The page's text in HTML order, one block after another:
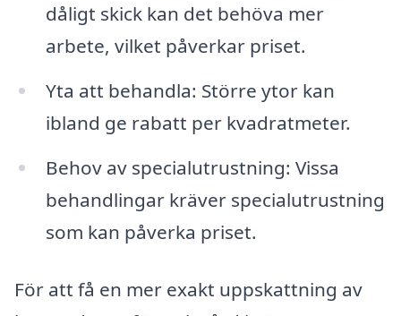
dåligt skick kan det behöva mer
arbete, vilket påverkar priset.
Yta att behandla: Större ytor kan
ibland ge rabatt per kvadratmeter.
Behov av specialutrustning: Vissa
behandlingar kräver specialutrustning
som kan påverka priset.
För att få en mer exakt uppskattning av